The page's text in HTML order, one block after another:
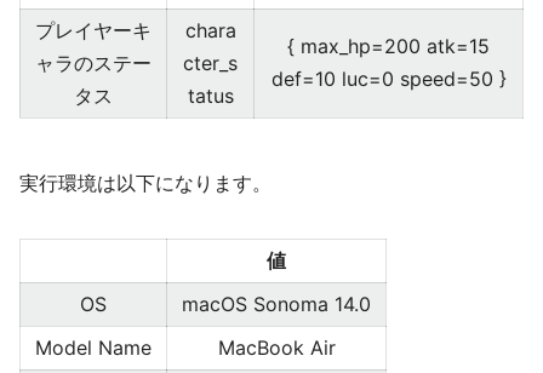
プレイヤーキ
ャラのステー
タス
chara
cter_s
tatus
{ max_hp=200 atk=15
def=10 luc=0 speed=50 }
実行環境は以下になります。
値
OS
macOS Sonoma 14.0
Model Name
MacBook Air